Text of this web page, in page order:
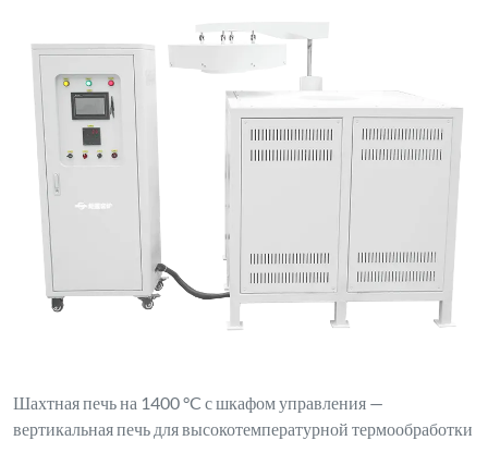
Шахтная печь на 1400 °C с шкафом управления —
вертикальная печь для высокотемпературной термообработки